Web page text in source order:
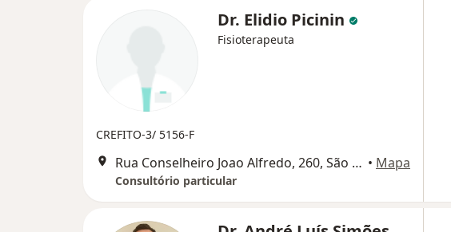
Dr. Elidio Picinin
Fisioterapeuta
CREFITO-3/ 5156-F
Rua Conselheiro Joao Alfredo, 260, São Carlos • Mapa
Consultório particular